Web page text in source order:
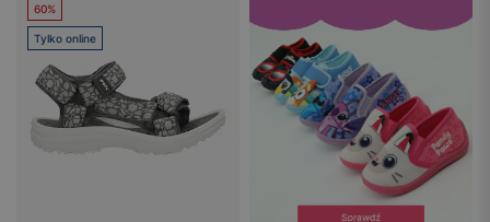
60%
Tylko online